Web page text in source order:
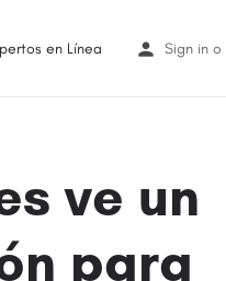
en Línea Sign in o
ve un
para